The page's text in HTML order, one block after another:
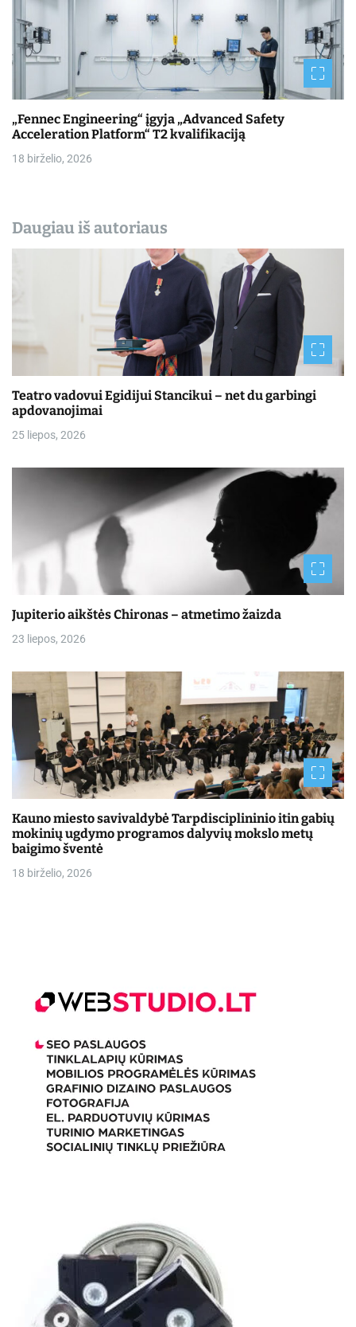
„Fennec Engineering“ įgyja „Advanced Safety
Acceleration Platform“ T2 kvalifikaciją
18 birželio, 2026
Daugiau iš autoriaus
Teatro vadovui Egidijui Stancikui – net du garbingi
apdovanojimai
25 liepos, 2026
Jupiterio aikštės Chironas – atmetimo žaizda
23 liepos, 2026
Kauno miesto savivaldybė Tarpdisciplininio itin gabių
mokinių ugdymo programos dalyvių mokslo metų
baigimo šventė
18 birželio, 2026